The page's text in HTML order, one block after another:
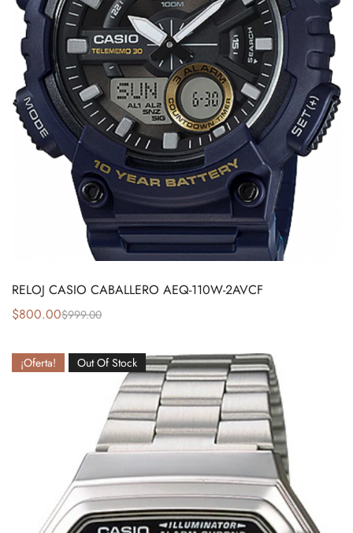
RELOJ CASIO CABALLERO AEQ-110W-2AVCF
$999.00
$800.00
¡Oferta! Out Of Stock